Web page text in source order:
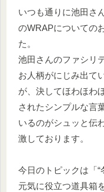
いつも通りに池田さ
のWRAPについての
た。
池田さんのファシリ
お人柄がにじみ出て
が、決してほわほわ
されたシンプルな言
いるのがシュッと伝
激しております。
今日のトピックは「“
元気に役立つ道具箱